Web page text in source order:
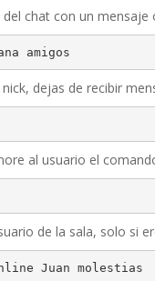
chat con un mensaje
amigos
dejas de recibir
al usuario el
de la sala, solo si
Juan molestias